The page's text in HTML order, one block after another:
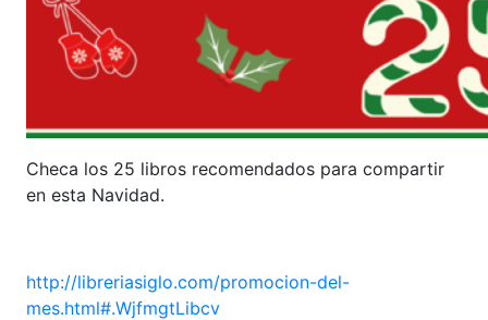
Checa los 25 libros recomendados para compartir
en esta Navidad.
http://libreriasiglo.com/promocion-del-
mes.html#.WjfmgtLibcv